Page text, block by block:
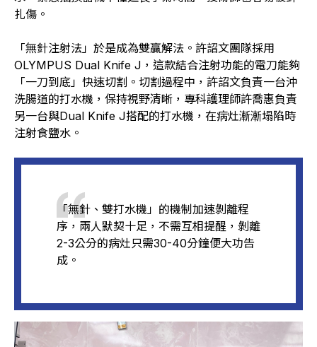
扎傷。
「無針注射法」於是成為雙贏解法。許詔文團隊採用
OLYMPUS Dual Knife J，這款結合注射功能的電刀能夠
「一刀到底」快速切割。切割過程中，許詔文負責一台沖
洗腸道的打水機，保持視野清晰，專科護理師許喬惠負責
另一台與Dual Knife J搭配的打水機，在病灶漸漸塌陷時
注射食鹽水。
「無針、雙打水機」的機制加速剝離程
序，兩人默契十足，不需互相提醒，剝離
2-3公分的病灶只需30-40分鐘便大功告
成。